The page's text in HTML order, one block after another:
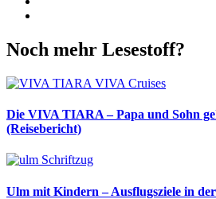
Noch mehr Lesestoff?
Die VIVA TIARA – Papa und Sohn
(Reisebericht)
Ulm mit Kindern – Ausflugsziele in